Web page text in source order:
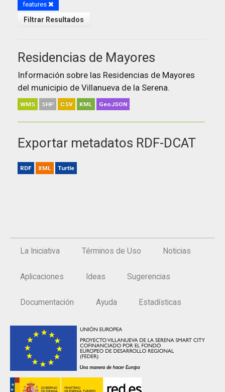
features
Filtrar Resultados
Residencias de Mayores
Información sobre las Residencias de Mayores
del municipio de Villanueva de la Serena.
WMS SHP CSV KML GeoJSON
Exportar metadatos RDF-DCAT
RDF XML Turtle
La Iniciativa Términos de Uso Noticias
Aplicaciones Ideas Sugerencias
Documentación Ayuda Estadísticas